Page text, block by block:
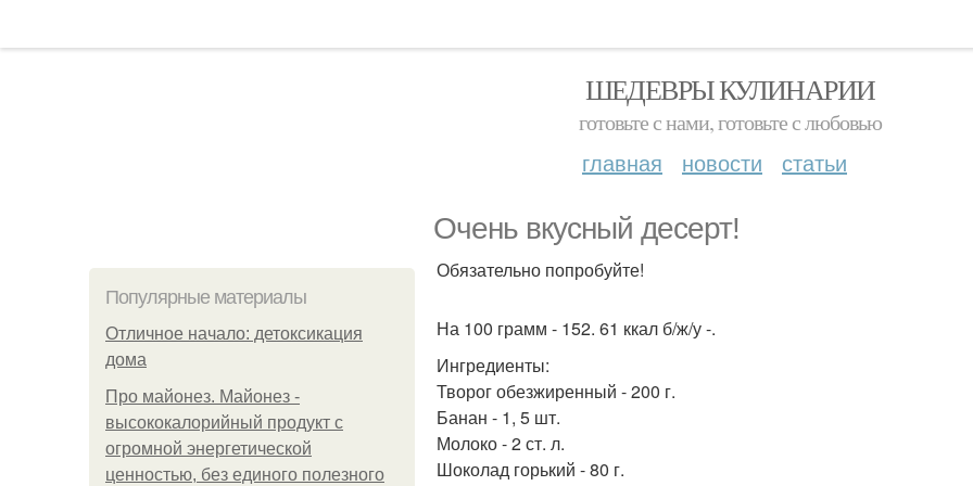
ШЕДЕВРЫ КУЛИНАРИИ
готовьте с нами, готовьте с любовью
главная новости статьи
Очень вкусный десерт!
Популярные материалы
Отличное начало: детоксикация
дома
Про майонез. Майонез -
высококалорийный продукт с
огромной энергетической
ценностью, без единого полезного
Обязательно попробуйте!
На 100 грамм - 152. 61 ккал б/ж/у -.
Ингредиенты:
Творог обезжиренный - 200 г.
Банан - 1, 5 шт.
Молоко - 2 ст. л.
Шоколад горький - 80 г.